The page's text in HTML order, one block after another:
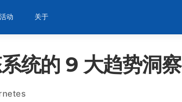
活动 关于
统的 9 大趋势洞察